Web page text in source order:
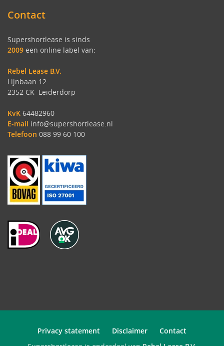
Contact
Supershortlease is sinds
2009 een online label van:
Rebel Lease B.V.
Lijnbaan 12
2352 CK Leiderdorp
KvK 64482960
E-mail info@supershortlease.nl
Telefoon 088 99 60 100
Privacy statement Disclaimer
Contact